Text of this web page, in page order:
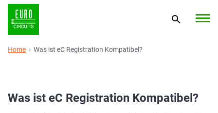
Home Was ist eC Registration Kompatibel?
Was ist eC Registration Kompatibel?